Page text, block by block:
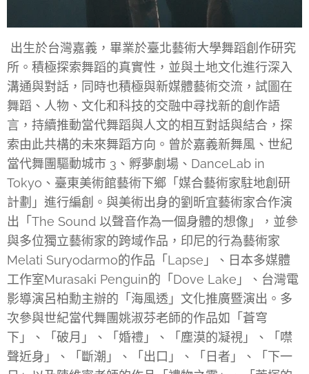
出生於台灣嘉義，畢業於臺北藝術大學舞蹈創作研究
所。積極探索舞蹈的真實性，並與土地文化進行深入
溝通與對話，同時也積極與新媒體藝術交流，試圖在
舞蹈、人物、文化和科技的交融中尋找新的創作語
言，持續推動當代舞蹈與人文的相互對話與結合，探
索由此共構的未來舞蹈方向。曾於嘉義新舞風、世紀
當代舞團驅動城市 3、孵夢劇場、DanceLab in
Tokyo、臺東美術館藝術下鄉「媒合藝術家駐地創研
計劃」進行編創。與美術出身的劉昕宜藝術家合作演
出「The Sound 以聲音作為一個身體的想像」，並參
與多位獨立藝術家的跨域作品，印尼的行為藝術家
Melati Suryodarmo的作品「Lapse」、日本多媒體
工作室Murasaki Penguin的「Dove Lake」、台灣電
影導演呂柏勳主辦的「海風透」文化推廣暨演出。多
次參與世紀當代舞團姚淑芬老師的作品如「蒼穹
下」、「破月」、「婚禮」、「塵漠的凝視」、「噤
聲近身」、「斷潮」、「出口」、「日者」、「下一